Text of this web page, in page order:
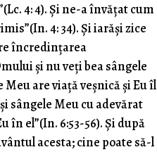
4: 4). Şi ne-a învăţat cum
4: 34). Şi iarăşi zice
încredinţarea
şi nu veţi bea sângele
are viaţă veşnică şi Eu îl
sângele Meu cu adevărat
în el”(In. 6:53-56). Şi după
acesta; cine poate să-l